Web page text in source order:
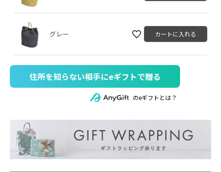
グレー カートに入れる
住所を知らない相手にeギフトで贈る
のeギフトとは？